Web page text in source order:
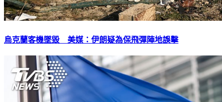
烏克蘭客機墜毀 美媒：伊朗疑為保飛彈陣地誤擊